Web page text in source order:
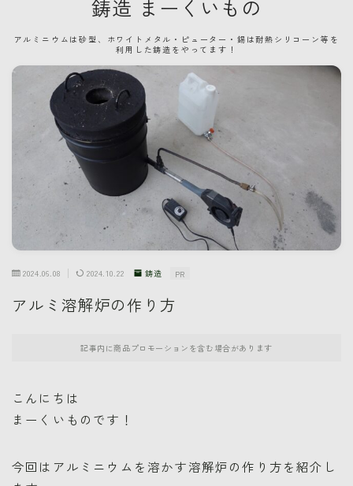
鋳造 まーくいもの
アルミニウムは砂型、ホワイトメタル・ピューター・錫は耐熱シリコーン等を
利用した鋳造をやってます！
2024.06.08 2024.10.22 鋳造 PR
アルミ溶解炉の作り方
記事内に商品プロモーションを含む場合があります
こんにちは
まーくいものです！
今回はアルミニウムを溶かす溶解炉の作り方を紹介し